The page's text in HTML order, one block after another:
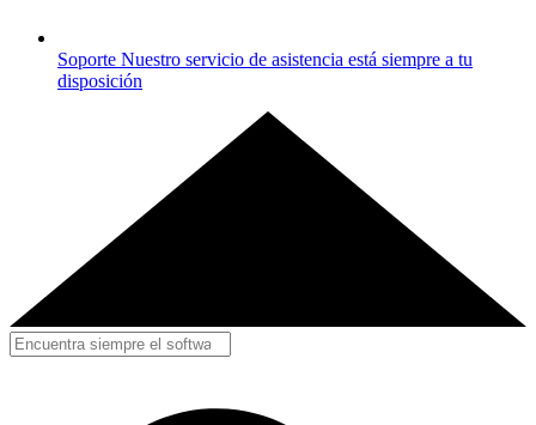
Soporte Nuestro servicio de asistencia está siempre a tu
disposición